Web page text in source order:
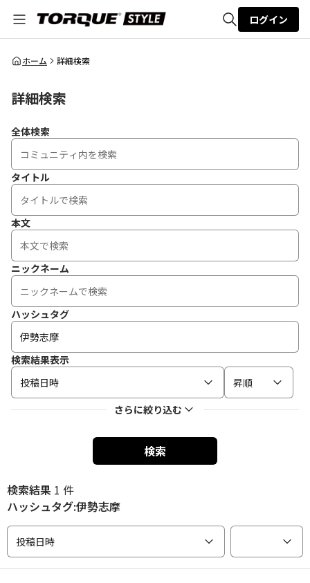
全体検索
ログイン
ホーム 詳細検索
詳細検索
全体検索
タイトル
本文
ニックネーム
ハッシュタグ
検索結果表示
投稿日時
昇順
さらに絞り込む
検索
検索結果 1 件
ハッシュタグ:伊勢志摩
投稿日時